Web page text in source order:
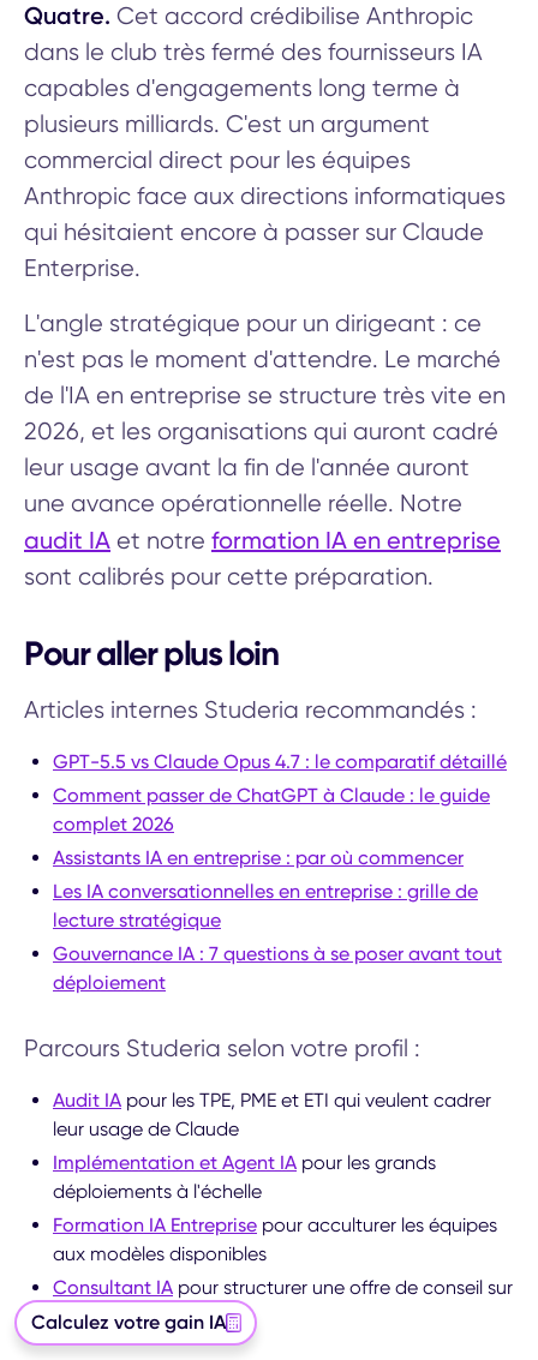
Quatre. Cet accord crédibilise Anthropic
dans le club très fermé des fournisseurs IA
capables d'engagements long terme à
plusieurs milliards. C'est un argument
commercial direct pour les équipes
Anthropic face aux directions informatiques
qui hésitaient encore à passer sur Claude
Enterprise.
L'angle stratégique pour un dirigeant : ce
n'est pas le moment d'attendre. Le marché
de l'IA en entreprise se structure très vite en
2026, et les organisations qui auront cadré
leur usage avant la fin de l'année auront
une avance opérationnelle réelle. Notre
audit IA et notre formation IA en entreprise
sont calibrés pour cette préparation.
Pour aller plus loin
Articles internes Studeria recommandés :
GPT-5.5 vs Claude Opus 4.7 : le comparatif détaillé
Comment passer de ChatGPT à Claude : le guide
complet 2026
Assistants IA en entreprise : par où commencer
Les IA conversationnelles en entreprise : grille de
lecture stratégique
Gouvernance IA : 7 questions à se poser avant tout
déploiement
Parcours Studeria selon votre profil :
Audit IA pour les TPE, PME et ETI qui veulent cadrer
leur usage de Claude
Implémentation et Agent IA pour les grands
déploiements à l'échelle
Formation IA Entreprise pour acculturer les équipes
aux modèles disponibles
Consultant IA pour structurer une offre de conseil sur
le choix de fournisseur
Calculez votre gain IA